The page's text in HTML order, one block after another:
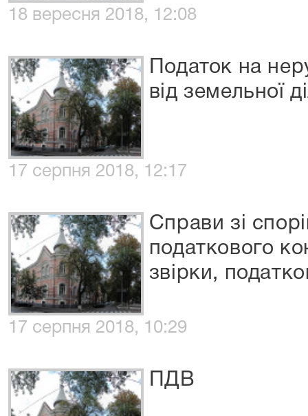
18 вересня 2018, 12:08
Податок на
від земельної
17 серпня 2018, 12:17
Справи зі
податкового
звірки,
17 серпня 2018, 10:29
ПДВ